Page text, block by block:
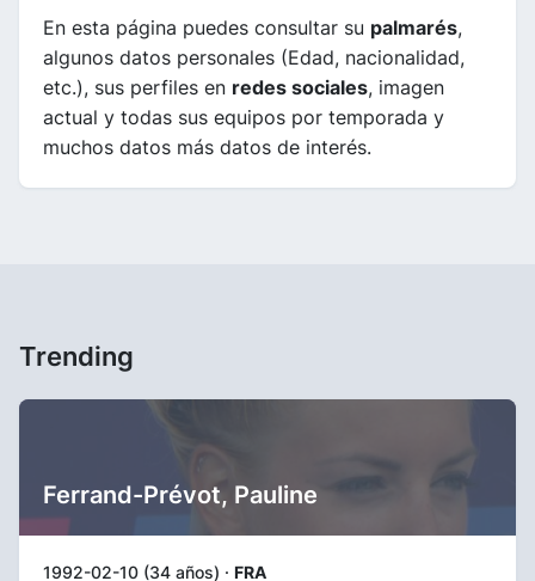
En esta página puedes consultar su palmarés,
algunos datos personales (Edad, nacionalidad,
etc.), sus perfiles en redes sociales, imagen
actual y todas sus equipos por temporada y
muchos datos más datos de interés.
Trending
Ferrand-Prévot, Pauline
1992-02-10 (34 años) · FRA